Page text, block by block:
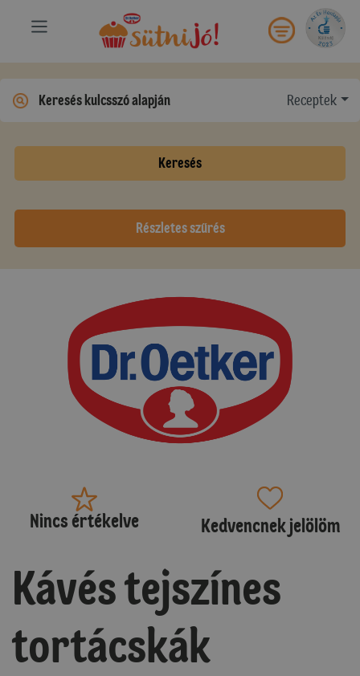
Receptek
Keresés
Részletes szűrés
Nincs értékelve Kedvencnek jelölöm
Kávés tejszínes
tortácskák